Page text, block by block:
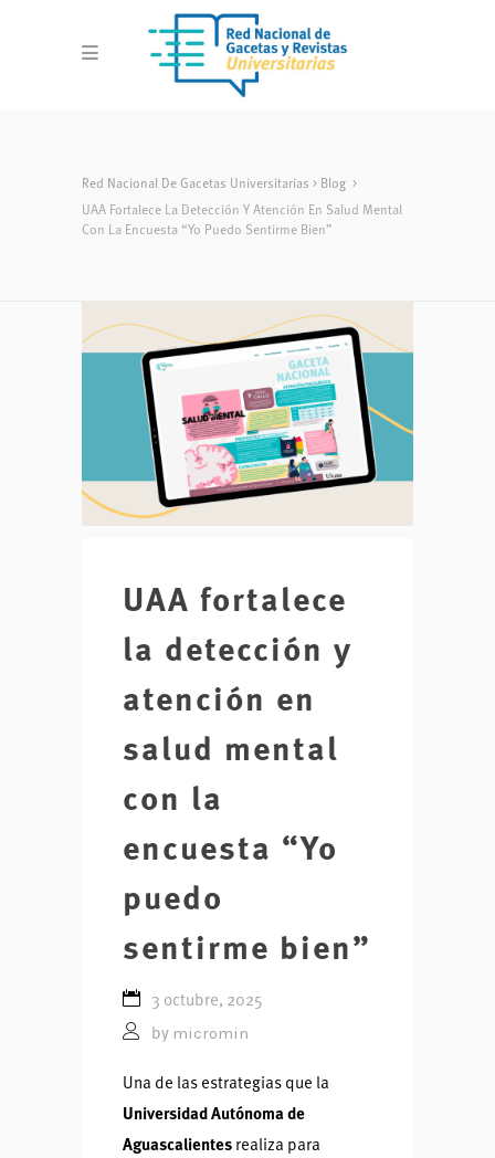
Red Nacional De Gacetas Universitarias > Blog >
UAA Fortalece La Detección Y Atención En Salud Mental
Con La Encuesta “Yo Puedo Sentirme Bien”
UAA fortalece
la detección y
atención en
salud mental
con la
encuesta “Yo
puedo
sentirme bien”
3 octubre, 2025
by micromin
Una de las estrategias que la
Universidad Autónoma de
Aguascalientes realiza para